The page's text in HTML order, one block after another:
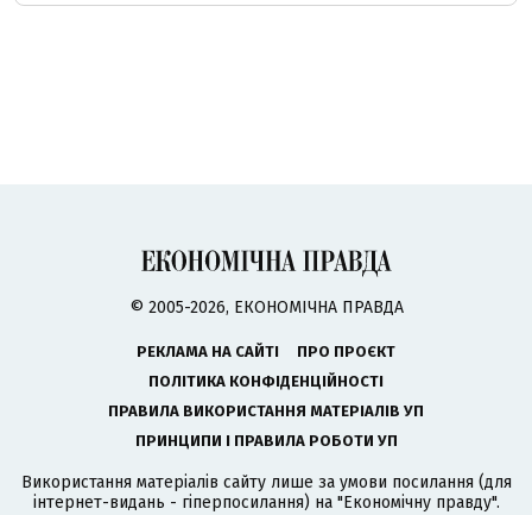
© 2005-2026, ЕКОНОМІЧНА ПРАВДА
РЕКЛАМА НА САЙТІ
ПРО ПРОЄКТ
ПОЛІТИКА КОНФІДЕНЦІЙНОСТІ
ПРАВИЛА ВИКОРИСТАННЯ МАТЕРІАЛІВ УП
ПРИНЦИПИ І ПРАВИЛА РОБОТИ УП
Використання матеріалів сайту лише за умови посилання (для
інтернет-видань - гіперпосилання) на "Економічну правду".